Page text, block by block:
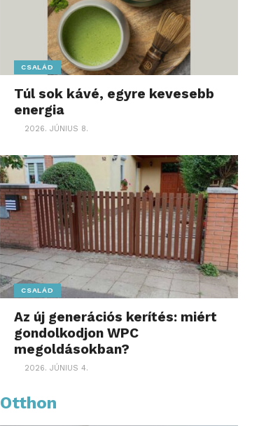
CSALÁD
Túl sok kávé, egyre kevesebb
energia
2026. JÚNIUS 8.
CSALÁD
Az új generációs kerítés: miért
gondolkodjon WPC
megoldásokban?
2026. JÚNIUS 4.
Otthon